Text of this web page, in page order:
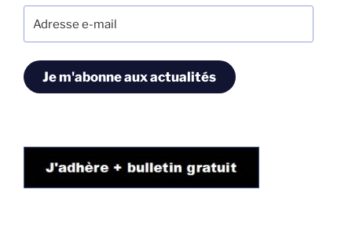
e-
Je m'abonne aux actualités